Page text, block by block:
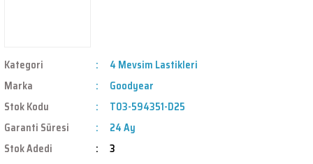
Kategori
4 Mevsim Lastikleri
Marka
Goodyear
Stok Kodu
T03-594351-D25
Garanti Süresi
24 Ay
Stok Adedi
3